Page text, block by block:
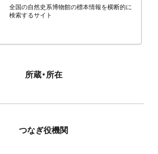
全国の自然史系博物館の標本情報を横断的に
検索するサイト
所蔵・所在
つなぎ役機関